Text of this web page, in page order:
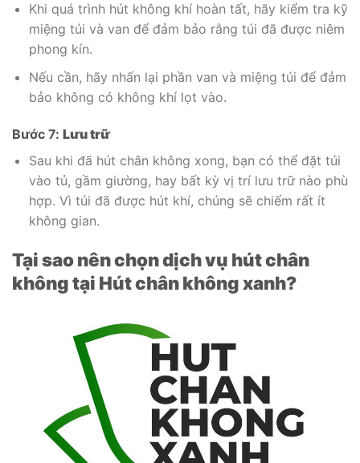
Khi quá trình hút không khí hoàn tất, hãy kiểm tra kỹ
miệng túi và van để đảm bảo rằng túi đã được niêm
phong kín.
Nếu cần, hãy nhấn lại phần van và miệng túi để đảm
bảo không có không khí lọt vào.
Bước 7: Lưu trữ
Sau khi đã hút chân không xong, bạn có thể đặt túi
vào tủ, gầm giường, hay bất kỳ vị trí lưu trữ nào phù
hợp. Vì túi đã được hút khí, chúng sẽ chiếm rất ít
không gian.
Tại sao nên chọn dịch vụ hút chân
không tại Hút chân không xanh?